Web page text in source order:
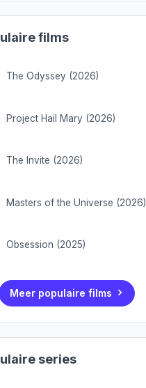
films
The Odyssey (2026)
Project Hail Mary (2026)
The Invite (2026)
Masters of the Universe (2026)
Obsession (2025)
Meer populaire films
series